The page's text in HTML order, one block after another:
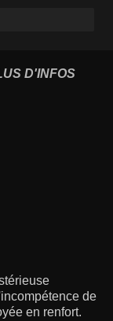
D'INFOS
de
en renfort.